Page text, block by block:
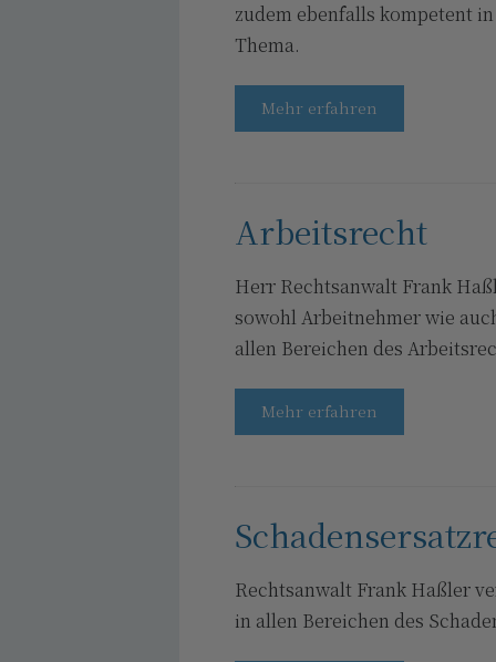
zudem ebenfalls kompetent
Thema.
Mehr erfahren
Arbeitsrecht
Herr Rechtsanwalt Frank
sowohl Arbeitnehmer wie
allen Bereichen des
Mehr erfahren
Rechtsanwalt Frank Haßler
in allen Bereichen des